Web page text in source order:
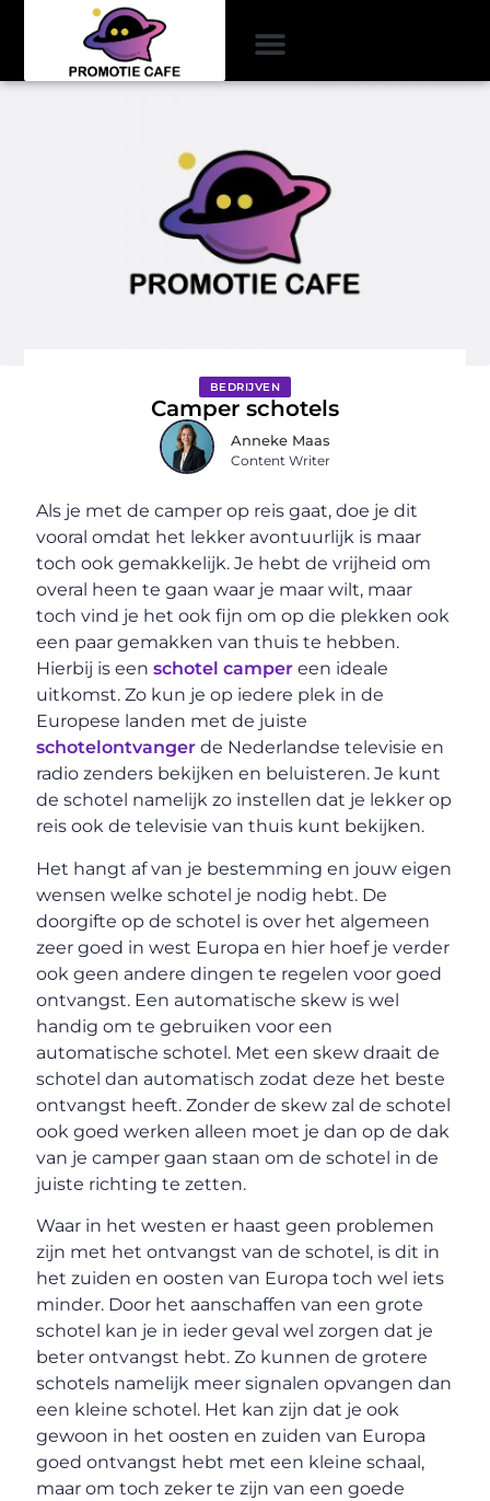
BEDRIJVEN
Camper schotels
Anneke Maas
Content Writer
Als je met de camper op reis gaat, doe je dit
vooral omdat het lekker avontuurlijk is maar
toch ook gemakkelijk. Je hebt de vrijheid om
overal heen te gaan waar je maar wilt, maar
toch vind je het ook fijn om op die plekken ook
een paar gemakken van thuis te hebben.
Hierbij is eenschotel camper een ideale
uitkomst. Zo kun je op iedere plek in de
Europese landen met de juiste
schotelontvanger de Nederlandse televisie en
radio zenders bekijken en beluisteren. Je kunt
de schotel namelijk zo instellen dat je lekker op
reis ook de televisie van thuis kunt bekijken.
Het hangt af van je bestemming en jouw eigen
wensen welke schotel je nodig hebt. De
doorgifte op de schotel is over het algemeen
zeer goed in west Europa en hier hoef je verder
ook geen andere dingen te regelen voor goed
ontvangst. Een automatische skew is wel
handig om te gebruiken voor een
automatische schotel. Met een skew draait de
schotel dan automatisch zodat deze het beste
ontvangst heeft. Zonder de skew zal de schotel
ook goed werken alleen moet je dan op de dak
van je camper gaan staan om de schotel in de
juiste richting te zetten.
Waar in het westen er haast geen problemen
zijn met het ontvangst van de schotel, is dit in
het zuiden en oosten van Europa toch wel iets
minder. Door het aanschaffen van een grote
schotel kan je in ieder geval wel zorgen dat je
beter ontvangst hebt. Zo kunnen de grotere
schotels namelijk meer signalen opvangen dan
een kleine schotel. Het kan zijn dat je ook
gewoon in het oosten en zuiden van Europa
goed ontvangst hebt met een kleine schaal,
maar om toch zeker te zijn van een goede